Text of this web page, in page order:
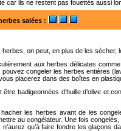
car ils ne restent pas fouettés aussi
salées :
on peut, en plus de les sécher,
aux herbes délicates comme
pouvez congeler les herbes entières
placerez dans des boîtes en
badigeonnées d’huille d’olive et
les herbes avant de les
au congélateur. Une fois
n’aurez qu’à faire fondre les glaçons